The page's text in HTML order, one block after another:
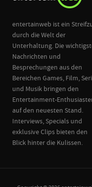
entertainweb ist ein
durch die Welt der
Unterhaltung. Die
Nachrichten und
Besprechungen aus den
Bereichen Games, Film,
und Musik bringen den
Entertainment-
auf den neuesten Stand.
Interviews, Specials und
exklusive Clips bieten den
Blick hinter die Kulissen.